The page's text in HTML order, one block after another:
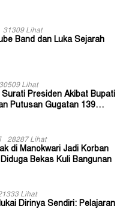
31309 Lihat
Band dan Luka Sejarah
30509 Lihat
Surati Presiden Akibat Bupati
Putusan Gugatan 139
28287 Lihat
di Manokwari Jadi Korban
Bekas Kuli Bangunan
Lihat
Dirinya Sendiri: Pelajaran